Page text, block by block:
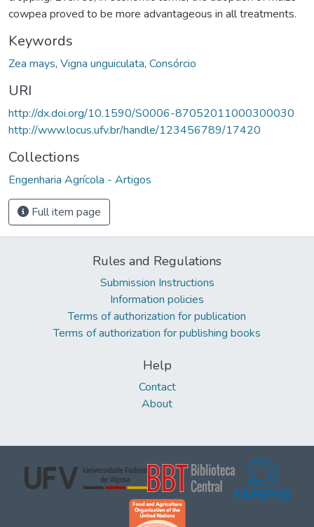
cowpea proved to be more advantageous in all treatments.
Keywords
Zea mays, Vigna unguiculata, Consórcio
URI
http://dx.doi.org/10.1590/S0006-87052011000300030
http://www.locus.ufv.br/handle/123456789/17420
Collections
Engenharia Agrícola - Artigos
Full item page
Rules and Regulations
Submission Instructions
Information policies
Terms of authorization for publication
Terms of authorization for publishing books
Help
Contact
About